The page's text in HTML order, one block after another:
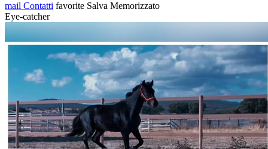
mail Contatti favorite Salva Memorizzato
Eye-catcher